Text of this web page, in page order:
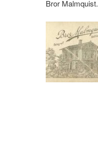
Bror Malmquist.